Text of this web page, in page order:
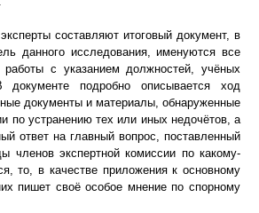
составляют итоговый документ, в
данного исследования, именуются все
работы с указанием должностей, учёных
подробно описывается ход
документы и материалы, обнаруженные
по устранению тех или иных недочётов, а
ответ на главный вопрос, поставленный
членов экспертной комиссии по какому-
то, в качестве приложения к основному
пишет своё особое мнение по спорному